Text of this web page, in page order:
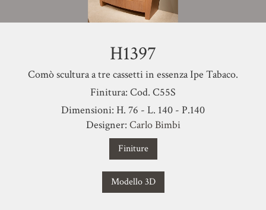
H1397
Comò scultura a tre cassetti in essenza Ipe Tabaco.
Finitura: Cod. C55S
Dimensioni: H. 76 - L. 140 - P.140
Designer: Carlo Bimbi
Finiture
Modello 3D